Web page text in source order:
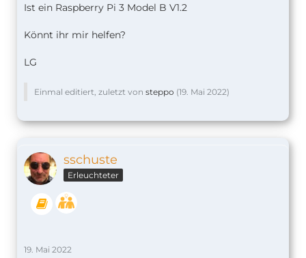
Ist ein Raspberry Pi 3 Model B V1.2
Könnt ihr mir helfen?
LG
Einmal editiert, zuletzt von steppo (19. Mai 2022)
sschuste
Erleuchteter
19. Mai 2022